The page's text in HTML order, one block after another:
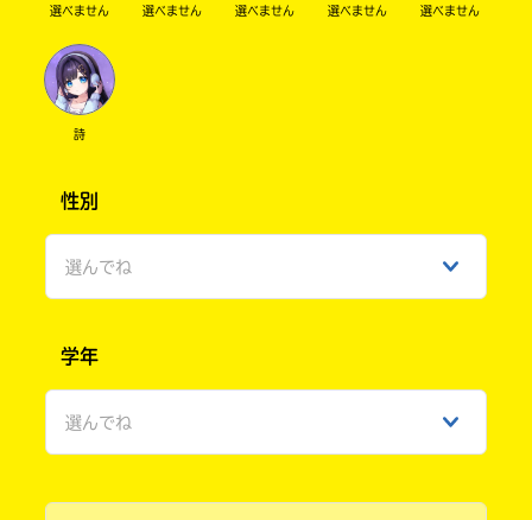
選べません 選べません 選べません 選べません 選べません
詩
性別
選んでね
ひみつ
学年
選んでね